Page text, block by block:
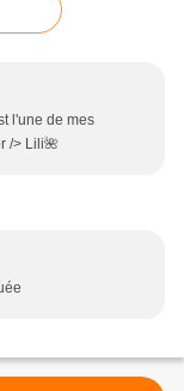
l'une de mes
/> Lili🌺